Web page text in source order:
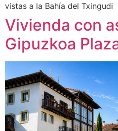
vistas a la Bahía del Txingudi
Vivienda con
Gipuzkoa